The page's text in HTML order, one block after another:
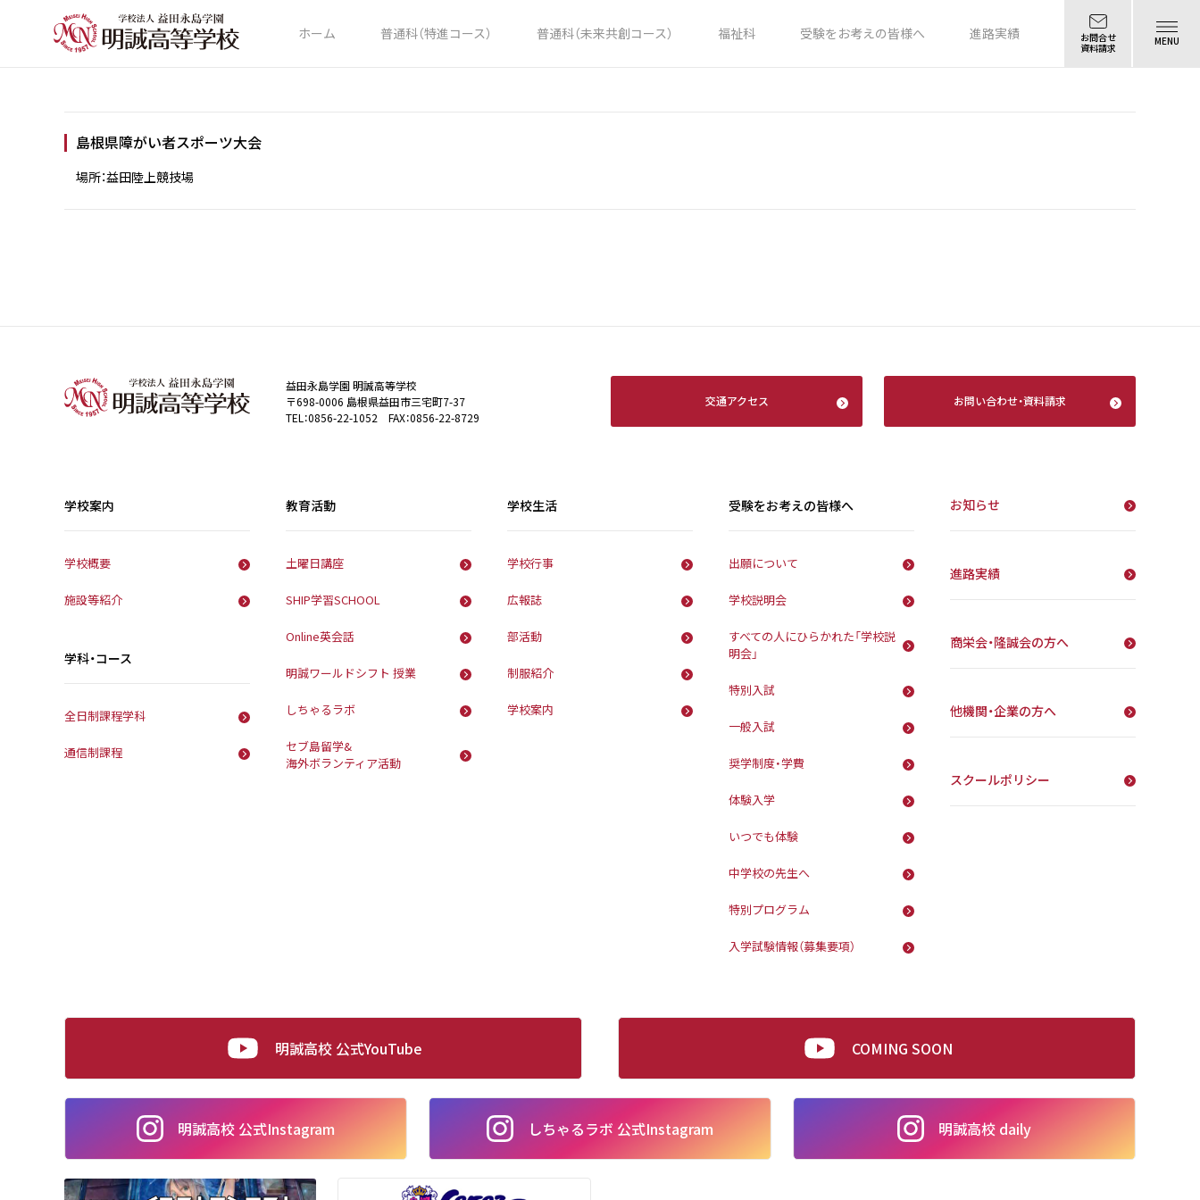
ホーム 普通科（特進コース） 普通科（未来共創コース） 福祉科 受験をお考えの皆様へ 進路実績
お問合せ
資料請求
MENU
島根県障がい者スポーツ大会
場所：益田陸上競技場
益田永島学園 明誠高等学校
〒698-0006 島根県益田市三宅町7-37
TEL：0856-22-1052 FAX：0856-22-8729
交通アクセス お問い合わせ・資料請求
学校案内
学校概要
施設等紹介
学科・コース
全日制課程学科
通信制課程
教育活動
土曜日講座
SHIP学習SCHOOL
Online英会話
明誠ワールドシフト 授業
しちゃるラボ
セブ島留学&
海外ボランティア活動
学校生活
学校行事
広報誌
部活動
制服紹介
学校案内
受験をお考えの皆様へ
出願について
学校説明会
すべての人にひらかれた「学校説
明会」
特別入試
一般入試
奨学制度・学費
体験入学
いつでも体験
中学校の先生へ
特別プログラム
入学試験情報（募集要項）
お知らせ
進路実績
商栄会・隆誠会の方へ
他機関・企業の方へ
スクールポリシー
明誠高校 公式YouTube COMING SOON
明誠高校 公式Instagram しちゃるラボ 公式Instagram 明誠高校 daily